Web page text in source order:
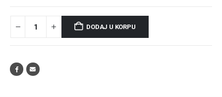
DODAJ U KORPU